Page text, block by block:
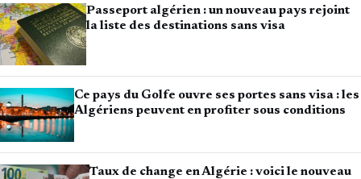
Passeport algérien : un nouveau pays rejoint
la liste des destinations sans visa
Ce pays du Golfe ouvre ses portes sans visa : les
Algériens peuvent en profiter sous conditions
Taux de change en Algérie : voici le nouveau